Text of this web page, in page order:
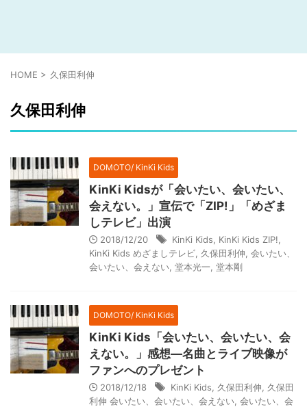
HOME > 久保田利伸
久保田利伸
DOMOTO/ KinKi Kids
KinKi Kidsが「会いたい、会いたい、
会えない。」宣伝で「ZIP!」「めざま
しテレビ」出演
2018/12/20 KinKi Kids KinKi Kids ZIP!
KinKi Kids めざましテレビ 久保田利伸 会いたい、
会いたい、会えない 堂本光一 堂本剛
DOMOTO/ KinKi Kids
KinKi Kids「会いたい、会いたい、会
えない。」感想―名曲とライブ映像が
ファンへのプレゼント
2018/12/18 KinKi Kids 久保田利伸
久保田
利伸 会いたい、会いたい、会えない 会いたい、会